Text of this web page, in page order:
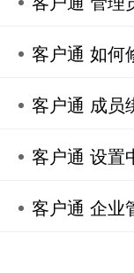
客户通 如何
客户通 成员
客户通 设置
客户通 企业